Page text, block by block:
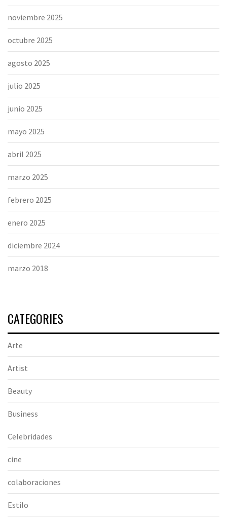
noviembre 2025
octubre 2025
agosto 2025
julio 2025
junio 2025
mayo 2025
abril 2025
marzo 2025
febrero 2025
enero 2025
diciembre 2024
marzo 2018
CATEGORIES
Arte
Artist
Beauty
Business
Celebridades
cine
colaboraciones
Estilo